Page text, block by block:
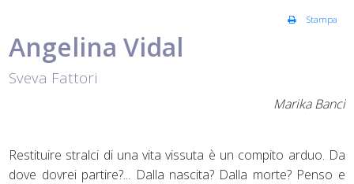
Stampa
Angelina Vidal
Sveva Fattori
Marika Banci
Restituire stralci di una vita vissuta è un compito arduo. Da
dove dovrei partire?... Dalla nascita? Dalla morte? Penso e